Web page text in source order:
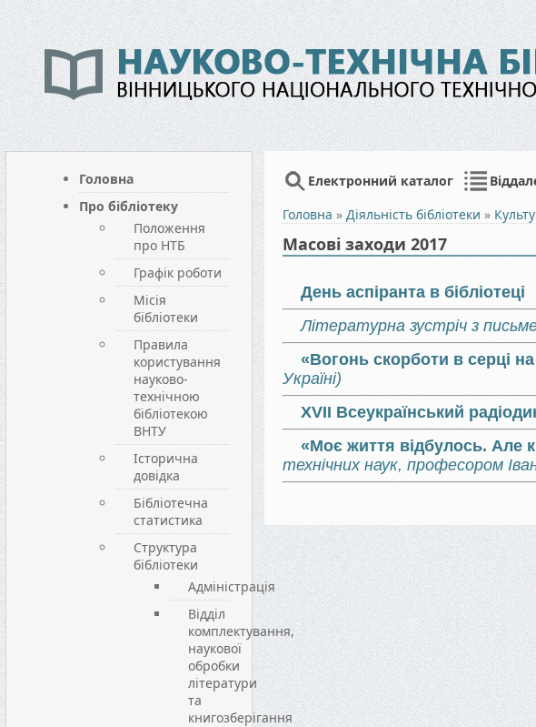
Головна
Про бібліотеку
Положення
про НТБ
Графік роботи
Місія
бібліотеки
Правила
користування
науково-
технічною
бібліотекою
ВНТУ
Історична
довідка
Бібліотечна
статистика
Структура
бібліотеки
Адміністрація
Відділ
комплектування,
наукової
обробки
літератури
та
книгозберігання
Електронний каталог
Головна » Діяльність бібліотеки »
Масові заходи 2017
День аспіранта в бібліотеці
Літературна зустріч з
«Вогонь скорботи в серці на
Україні)
XVII Всеукраїнський
«Моє життя відбулось. Але
технічних наук, професором